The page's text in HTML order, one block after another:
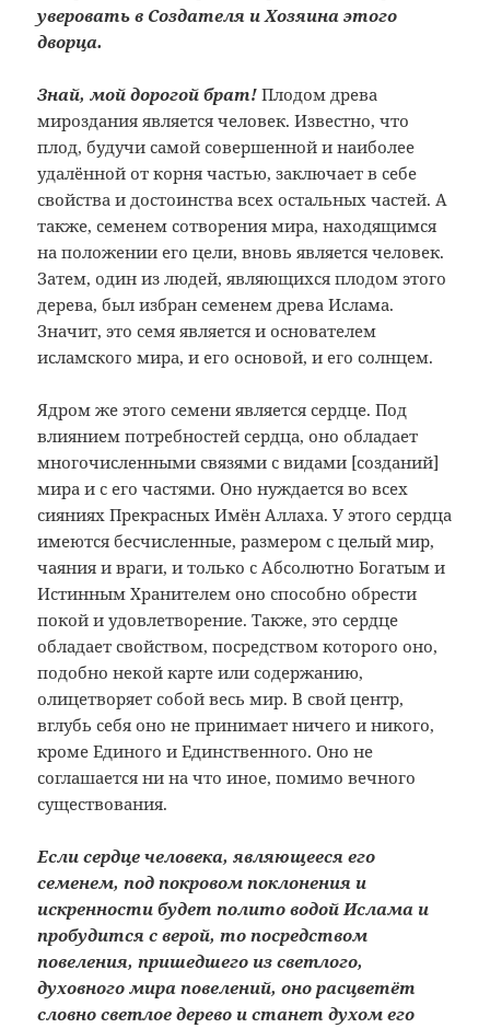
уверовать в Создателя и Хозяина этого
дворца.
Знай, мой дорогой брат! Плодом древа
мироздания является человек. Известно, что
плод, будучи самой совершенной и наиболее
удалённой от корня частью, заключает в себе
свойства и достоинства всех остальных частей. А
также, семенем сотворения мира, находящимся
на положении его цели, вновь является человек.
Затем, один из людей, являющихся плодом этого
дерева, был избран семенем древа Ислама.
Значит, это семя является и основателем
исламского мира, и его основой, и его солнцем.
Ядром же этого семени является сердце. Под
влиянием потребностей сердца, оно обладает
многочисленными связями с видами [созданий]
мира и с его частями. Оно нуждается во всех
сияниях Прекрасных Имён Аллаха. У этого сердца
имеются бесчисленные, размером с целый мир,
чаяния и враги, и только с Абсолютно Богатым и
Истинным Хранителем оно способно обрести
покой и удовлетворение. Также, это сердце
обладает свойством, посредством которого оно,
подобно некой карте или содержанию,
олицетворяет собой весь мир. В свой центр,
вглубь себя оно не принимает ничего и никого,
кроме Единого и Единственного. Оно не
соглашается ни на что иное, помимо вечного
существования.
Если сердце человека, являющееся его
семенем, под покровом поклонения и
искренности будет полито водой Ислама и
пробудится с верой, то посредством
повеления, пришедшего из светлого,
духовного мира повелений, оно расцветёт
словно светлое дерево и станет духом его